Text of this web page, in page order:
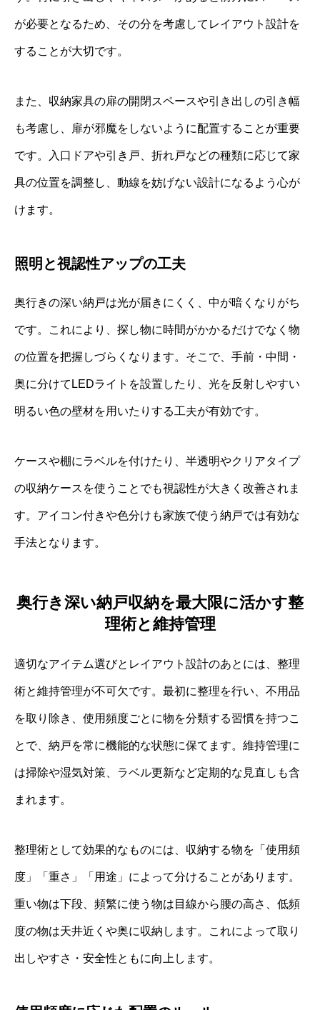
が必要となるため、その分を考慮してレイアウト設計を
することが大切です。
また、収納家具の扉の開閉スペースや引き出しの引き幅
も考慮し、扉が邪魔をしないように配置することが重要
です。入口ドアや引き戸、折れ戸などの種類に応じて家
具の位置を調整し、動線を妨げない設計になるよう心が
けます。
照明と視認性アップの工夫
奥行きの深い納戸は光が届きにくく、中が暗くなりがち
です。これにより、探し物に時間がかかるだけでなく物
の位置を把握しづらくなります。そこで、手前・中間・
奥に分けてLEDライトを設置したり、光を反射しやすい
明るい色の壁材を用いたりする工夫が有効です。
ケースや棚にラベルを付けたり、半透明やクリアタイプ
の収納ケースを使うことでも視認性が大きく改善されま
す。アイコン付きや色分けも家族で使う納戸では有効な
手法となります。
奥行き深い納戸収納を最大限に活かす整
理術と維持管理
適切なアイテム選びとレイアウト設計のあとには、整理
術と維持管理が不可欠です。最初に整理を行い、不用品
を取り除き、使用頻度ごとに物を分類する習慣を持つこ
とで、納戸を常に機能的な状態に保てます。維持管理に
は掃除や湿気対策、ラベル更新など定期的な見直しも含
まれます。
整理術として効果的なものには、収納する物を「使用頻
度」「重さ」「用途」によって分けることがあります。
重い物は下段、頻繁に使う物は目線から腰の高さ、低頻
度の物は天井近くや奥に収納します。これによって取り
出しやすさ・安全性ともに向上します。